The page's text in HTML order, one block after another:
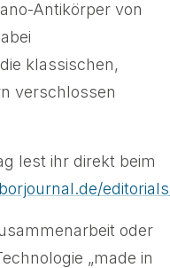
Antikörper von
klassischen,
verschlossen
lest ihr direkt beim
oder
„made in